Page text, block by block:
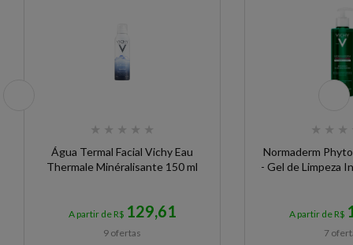
★ ★ ★ ★ ★
Água Termal Facial Vichy Eau
Thermale Minéralisante 150 ml
A partir de R$ 129,61
9 ofertas
★ ★ ★
Normaderm
- Gel de Limpeza
A partir de R$
7